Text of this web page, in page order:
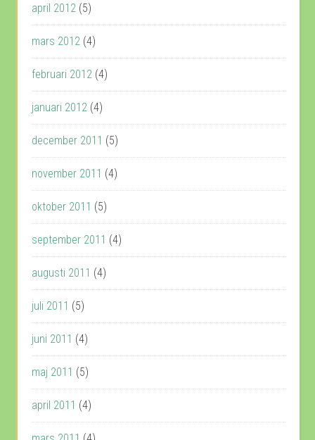
april 2012 (5)
mars 2012 (4)
februari 2012 (4)
januari 2012 (4)
december 2011 (5)
november 2011 (4)
oktober 2011 (5)
september 2011 (4)
augusti 2011 (4)
juli 2011 (5)
juni 2011 (4)
maj 2011 (5)
april 2011 (4)